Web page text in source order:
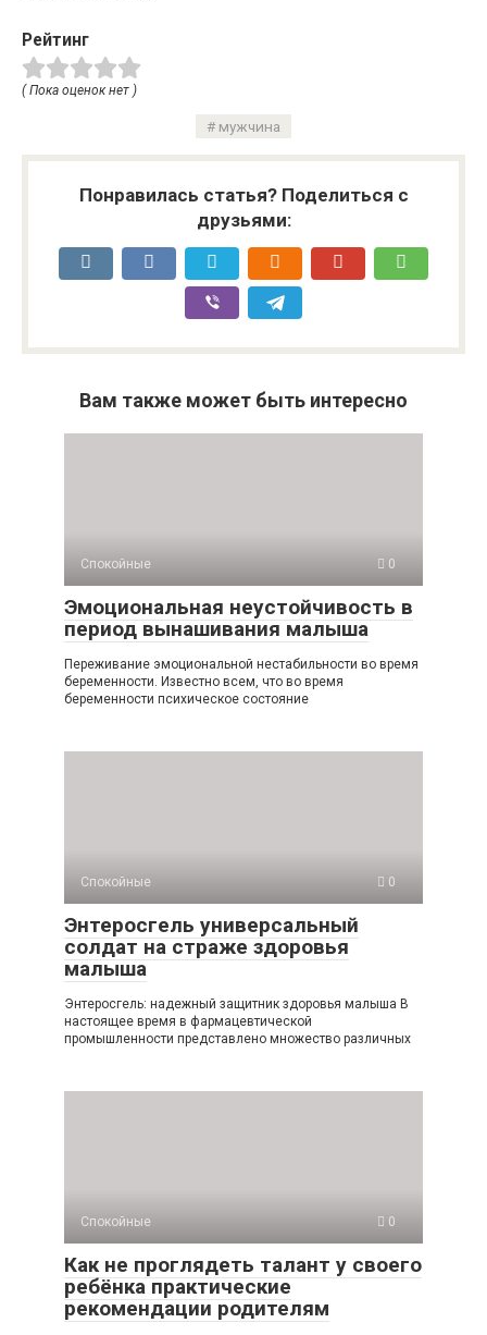
Рейтинг
( Пока оценок нет )
мужчина
Понравилась статья? Поделиться с
друзьями:
Вам также может быть интересно
Спокойные 0
Эмоциональная неустойчивость в
период вынашивания малыша
Переживание эмоциональной нестабильности во время
беременности. Известно всем, что во время
беременности психическое состояние
Спокойные 0
Энтеросгель универсальный
солдат на страже здоровья
малыша
Энтеросгель: надежный защитник здоровья малыша В
настоящее время в фармацевтической
промышленности представлено множество различных
Спокойные 0
Как не проглядеть талант у своего
ребёнка практические
рекомендации родителям